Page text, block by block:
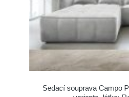
Sedací souprava Campo